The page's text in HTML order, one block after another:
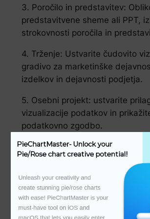
3. Poročilo in predstavitev:
predstavitvene sheme ali PPT,
strokovnosti poročila in
4. Trženje: Ustvarite čudovito
gradivo za marketinške
izdelkov in dejavnosti podjetja.
5. Osebni projekt: ustvarite
vizualizacije podatkov in
podatkovno zgodbo.
6. Izobraževalni namen: Za
razredu, šolski projekt in
gradivo, ustvarjeno vizualno
7. 非营利动事：设计有情动的设计
力和南京动事。
PieChartMaster- Unlock your
Pie/Rose chart creative potential!
Unleash your creativity and
create stunning pie/rose charts
with ease! PieChartMaster is your
must-have tool on iOS and
macOS that lets you easily enter